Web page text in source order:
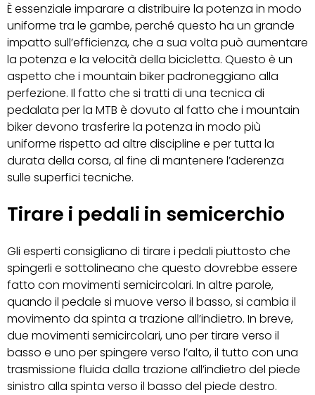
È essenziale imparare a distribuire la potenza in modo
uniforme tra le gambe, perché questo ha un grande
impatto sull’efficienza, che a sua volta può aumentare
la potenza e la velocità della bicicletta. Questo è un
aspetto che i mountain biker padroneggiano alla
perfezione. Il fatto che si tratti di una tecnica di
pedalata per la MTB è dovuto al fatto che i mountain
biker devono trasferire la potenza in modo più
uniforme rispetto ad altre discipline e per tutta la
durata della corsa, al fine di mantenere l’aderenza
sulle superfici tecniche.
Tirare i pedali in semicerchio
Gli esperti consigliano di tirare i pedali piuttosto che
spingerli e sottolineano che questo dovrebbe essere
fatto con movimenti semicircolari. In altre parole,
quando il pedale si muove verso il basso, si cambia il
movimento da spinta a trazione all’indietro. In breve,
due movimenti semicircolari, uno per tirare verso il
basso e uno per spingere verso l’alto, il tutto con una
trasmissione fluida dalla trazione all’indietro del piede
sinistro alla spinta verso il basso del piede destro.